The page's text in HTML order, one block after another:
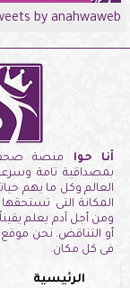
by anahwaweb
أنا حوا منصة
بمصداقية تامة
العالم وكل ما يهم
المكانة التى
ومن أجل آدم يعلم
أو التناقض. نحن موقع
فى كل مكان.
الرئيسية